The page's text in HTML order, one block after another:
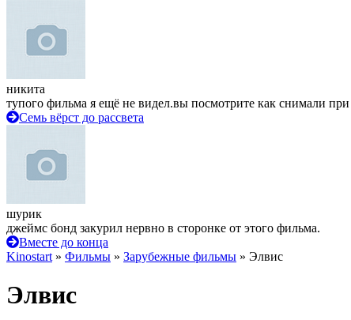
никита
тупого фильма я ещё не видел.вы посмотрите как снимали при
Семь вёрст до рассвета
шурик
джеймс бонд закурил нервно в сторонке от этого фильма.
Вместе до конца
Kinostart » Фильмы » Зарубежные фильмы » Элвис
Элвис